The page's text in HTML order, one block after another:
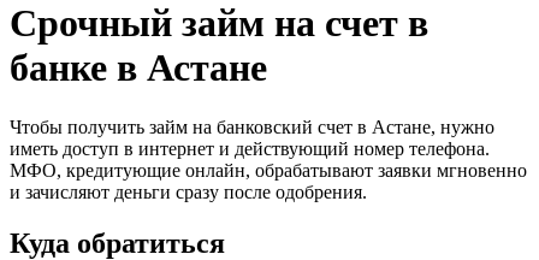
Срочный займ на счет в
банке в Астане
Чтобы получить займ на банковский счет в Астане, нужно
иметь доступ в интернет и действующий номер телефона.
МФО, кредитующие онлайн, обрабатывают заявки мгновенно
и зачисляют деньги сразу после одобрения.
Куда обратиться